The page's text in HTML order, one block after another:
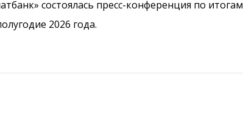
состоялась пресс-конференция по итогам
2026 года.